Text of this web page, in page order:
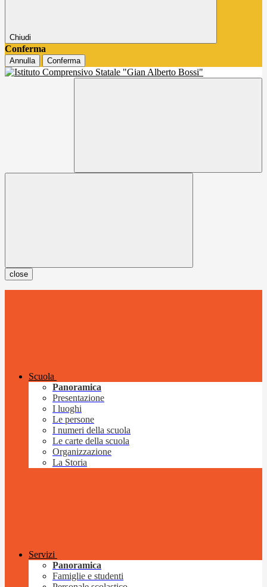
Chiudi
Conferma
Annulla Conferma
close
Scuola
Panoramica
Presentazione
I luoghi
Le persone
I numeri della scuola
Le carte della scuola
Organizzazione
La Storia
Servizi
Panoramica
Famiglie e studenti